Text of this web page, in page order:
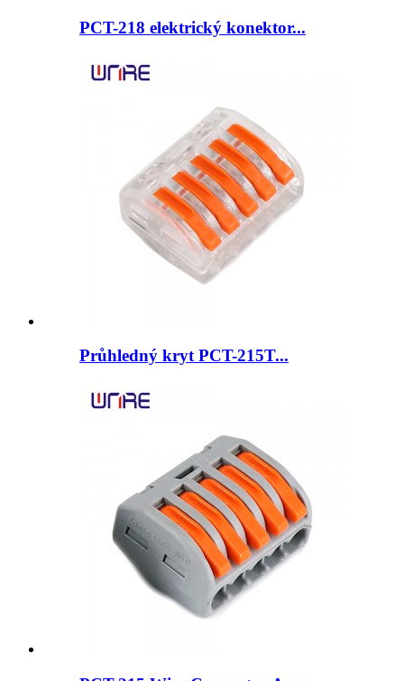
PCT-218 elektrický konektor...
Průhledný kryt PCT-215T...